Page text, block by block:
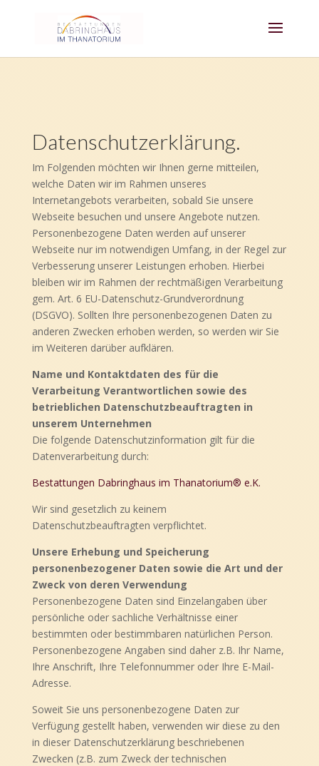
Datenschutzerklärung.
Im Folgenden möchten wir Ihnen gerne mitteilen,
welche Daten wir im Rahmen unseres
Internetangebots verarbeiten, sobald Sie unsere
Webseite besuchen und unsere Angebote nutzen.
Personenbezogene Daten werden auf unserer
Webseite nur im notwendigen Umfang, in der Regel zur
Verbesserung unserer Leistungen erhoben. Hierbei
bleiben wir im Rahmen der rechtmäßigen Verarbeitung
gem. Art. 6 EU-Datenschutz-Grundverordnung
(DSGVO). Sollten Ihre personenbezogenen Daten zu
anderen Zwecken erhoben werden, so werden wir Sie
im Weiteren darüber aufklären.
Name und Kontaktdaten des für die
Verarbeitung Verantwortlichen sowie des
betrieblichen Datenschutzbeauftragten in
unserem Unternehmen
Die folgende Datenschutzinformation gilt für die
Datenverarbeitung durch:
Bestattungen Dabringhaus im Thanatorium® e.K.
Wir sind gesetzlich zu keinem
Datenschutzbeauftragten verpflichtet.
Unsere Erhebung und Speicherung
personenbezogener Daten sowie die Art und der
Zweck von deren Verwendung
Personenbezogene Daten sind Einzelangaben über
persönliche oder sachliche Verhältnisse einer
bestimmten oder bestimmbaren natürlichen Person.
Personenbezogene Angaben sind daher z.B. Ihr Name,
Ihre Anschrift, Ihre Telefonnummer oder Ihre E-Mail-
Adresse.
Soweit Sie uns personenbezogene Daten zur
Verfügung gestellt haben, verwenden wir diese zu den
in dieser Datenschutzerklärung beschriebenen
Zwecken (z.B. zum Zweck der technischen